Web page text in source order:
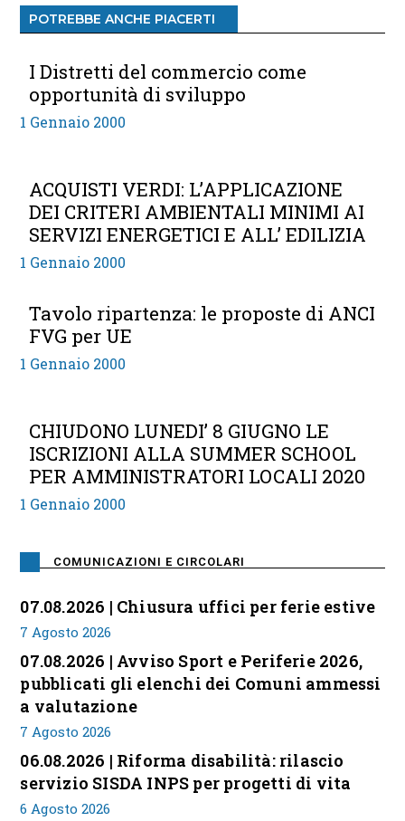
POTREBBE ANCHE PIACERTI
I Distretti del commercio come
opportunità di sviluppo
1 Gennaio 2000
ACQUISTI VERDI: L’APPLICAZIONE
DEI CRITERI AMBIENTALI MINIMI AI
SERVIZI ENERGETICI E ALL’ EDILIZIA
1 Gennaio 2000
Tavolo ripartenza: le proposte di ANCI
FVG per UE
1 Gennaio 2000
CHIUDONO LUNEDI’ 8 GIUGNO LE
ISCRIZIONI ALLA SUMMER SCHOOL
PER AMMINISTRATORI LOCALI 2020
1 Gennaio 2000
COMUNICAZIONI E CIRCOLARI
07.08.2026 | Chiusura uffici per ferie estive
7 Agosto 2026
07.08.2026 | Avviso Sport e Periferie 2026,
pubblicati gli elenchi dei Comuni ammessi
a valutazione
7 Agosto 2026
06.08.2026 | Riforma disabilità: rilascio
servizio SISDA INPS per progetti di vita
6 Agosto 2026